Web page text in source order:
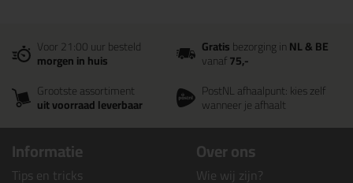
Voor 21:00 uur besteld
morgen in huis
Gratisbezorging inNL & BE
vanaf75,-
Grootste assortiment
uit voorraad leverbaar
PostNL afhaalpunt: kies zelf
wanneer je afhaalt
Informatie
Tips en tricks
Over ons
Wie wij zijn?